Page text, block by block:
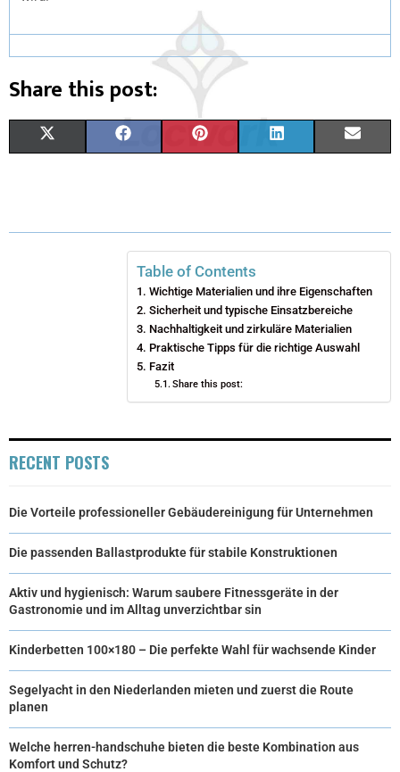
Share this post:
W E
B
O
O
K
T
R
E
T
K
D
I
I
Table of Contents
Wichtige Materialien und ihre Eigenschaften
Sicherheit und typische Einsatzbereiche
Nachhaltigkeit und zirkuläre Materialien
Praktische Tipps für die richtige Auswahl
Fazit
Share this post:
RECENT POSTS
Die Vorteile professioneller Gebäudereinigung für Unternehmen
Die passenden Ballastprodukte für stabile Konstruktionen
Aktiv und hygienisch: Warum saubere Fitnessgeräte in der
Gastronomie und im Alltag unverzichtbar sin
Kinderbetten 100×180 – Die perfekte Wahl für wachsende Kinder
Segelyacht in den Niederlanden mieten und zuerst die Route
planen
Welche herren-handschuhe bieten die beste Kombination aus
Komfort und Schutz?